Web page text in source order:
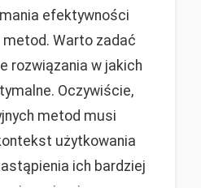
efektywności
Warto zadać
rozwiązania w jakich
Oczywiście,
metod musi
użytkowania
ich bardziej